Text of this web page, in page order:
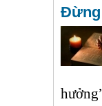
Đừng